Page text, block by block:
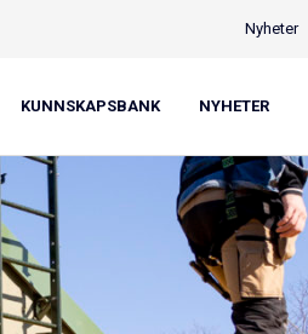
KUNNSKAPSBANK NYHETER
Nyheter